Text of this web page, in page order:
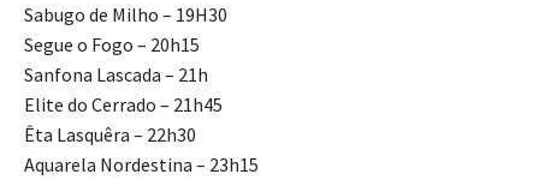
Sabugo de Milho – 19H30
Segue o Fogo – 20h15
Sanfona Lascada – 21h
Elite do Cerrado – 21h45
Êta Lasquêra – 22h30
Aquarela Nordestina – 23h15